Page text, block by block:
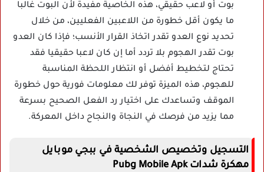
بوت أو لاعب حقيقي، هذه الخاصية مفيدة لأن البوت غالبا
ما يكون أقل خطورة من اللاعبين الفعليين، من خلال
تحديد نوع العدو تقدر اتخاذ القرار الأنسب؛ فإذا كان العدو
بوت تقدر الهجوم بلا تردد أما إن كان لاعبا حقيقيا فقد
تحتاج لتخطيط أفضل أو انتظار اللحظة المناسبة
للهجوم، هذه الميزة توفر لك معلومات فورية حول خطورة
الموقف وتساعدك على اختيار رد الفعل الصحيح بسرعة
مما يزيد من فرصك في النجاة والنجاح داخل المعركة.
التسجيل وتخصيص الشخصية في ببجي موبايل
مهكرة شدات Pubg Mobile Apk